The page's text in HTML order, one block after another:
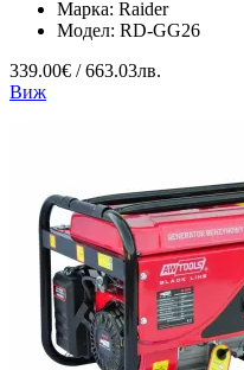
Марка: Raider
Модел: RD-GG26
339.00€ / 663.03лв.
Виж